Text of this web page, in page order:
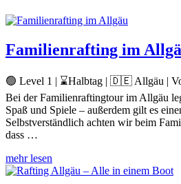
Familienrafting im
🟢 Level 1 | ⌛Halbtag | 🇩🇪 Allgäu |
Bei der Familienraftingtour im Allgäu
Spaß und Spiele – außerdem gilt es
Selbstverständlich achten wir beim
dass …
mehr lesen